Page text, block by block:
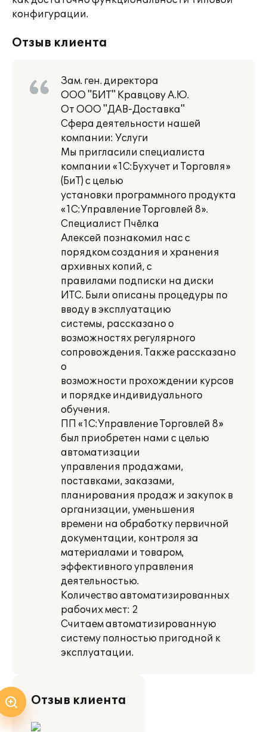
конфигурации.
Отзыв клиента
Зам. ген. директора
ООО "БИТ" Кравцову А.Ю.
От ООО "ДАВ-Доставка"
Сфера деятельности нашей
компании: Услуги
Мы пригласили специалиста
компании «1С:Бухучет и Торговля»
(БиТ) с целью
установки программного продукта
«1С:Управление Торговлей 8».
Специалист Пчёлка
Алексей познакомил нас с
порядком создания и хранения
архивных копий, с
правилами подписки на диски
ИТС. Были описаны процедуры по
вводу в эксплуатацию
системы, рассказано о
возможностях регулярного
сопровождения. Также рассказано
о
возможности прохождении курсов
и порядке индивидуального
обучения.
ПП «1С:Управление Торговлей 8»
был приобретен нами с целью
автоматизации
управления продажами,
поставками, заказами,
планирования продаж и закупок в
организации, уменьшения
времени на обработку первичной
документации, контроля за
материалами и товаром,
эффективного управления
деятельностью.
Количество автоматизированных
рабочих мест: 2
Считаем автоматизированную
систему полностью пригодной к
эксплуатации.
Отзыв клиента